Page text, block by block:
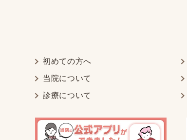
初めての方へ
当院について
診療について